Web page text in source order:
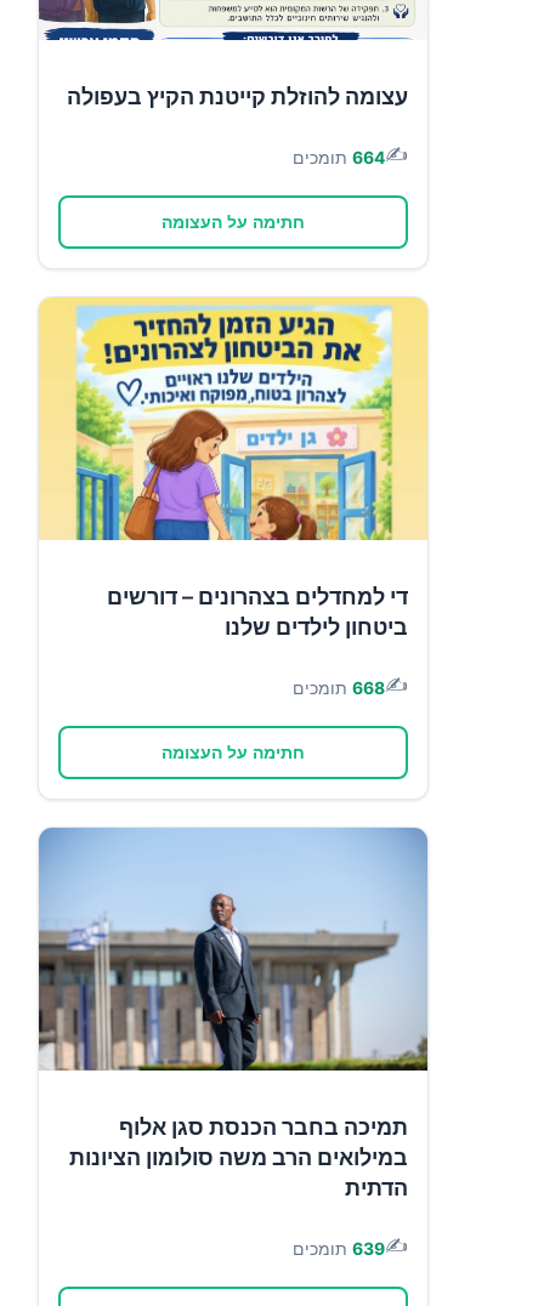
עצומה להוזלת קייטנת הקיץ בעפולה
✍️
664 תומכים
חתימה על העצומה
די למחדלים בצהרונים – דורשים
ביטחון לילדים שלנו
✍️
668 תומכים
חתימה על העצומה
תמיכה בחבר הכנסת סגן אלוף
במילואים הרב משה סולומון הציונות
הדתית
✍️
639 תומכים